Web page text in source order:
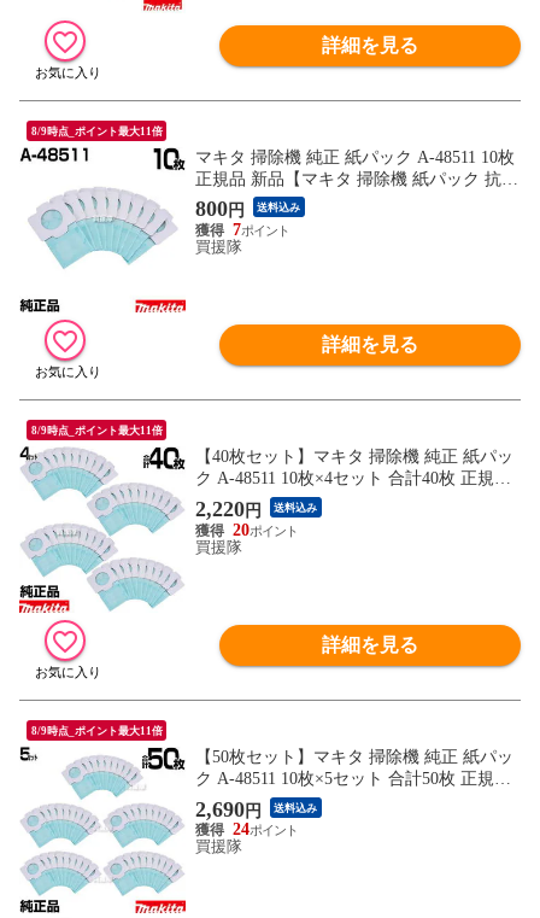
詳細を見る
8/9時点_ポイント最大11倍
マキタ 掃除機 純正 紙パック A-48511 10枚
正規品 新品【マキタ 掃除機 紙パック 抗菌
紙 10枚 A-48511 紙パック式クリーナ用 交
換 消耗品 makita 純正 正規品 cl103d、cl113
fdにも使える】【おしゃれ おすすめ】
800円 送料込み
7
買援隊
詳細を見る
8/9時点_ポイント最大11倍
【40枚セット】マキタ 掃除機 純正 紙パッ
ク A-48511 10枚×4セット 合計40枚 正規品
新品【マキタ 掃除機 紙パック 抗菌紙 A-48
511 紙パック式クリーナ用 交換 消耗品 ma
kita 純正 正規品 cl103d、cl113fdにも使え
2,220円 送料込み
20
買援隊
詳細を見る
8/9時点_ポイント最大11倍
【50枚セット】マキタ 掃除機 純正 紙パッ
ク A-48511 10枚×5セット 合計50枚 正規品
新品【マキタ 掃除機 紙パック 抗菌紙 A-48
511 紙パック式クリーナ用 交換 消耗品 ma
kita 純正 正規品 cl103d、cl113fdにも使え
2,690円 送料込み
24
買援隊